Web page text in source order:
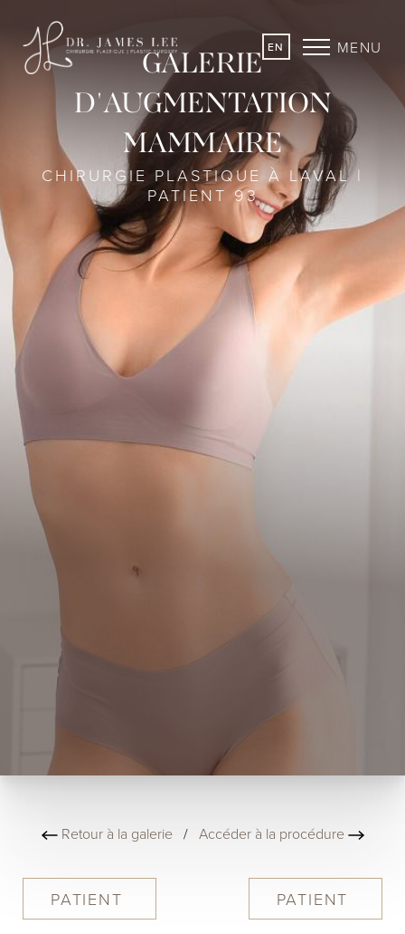
EN MENU
GALERIE
D'AUGMENTATION
MAMMAIRE
CHIRURGIE PLASTIQUE À LAVAL |
PATIENT 93
Retour à la galerie/ Accéder à la procédure
PATIENT PATIENT